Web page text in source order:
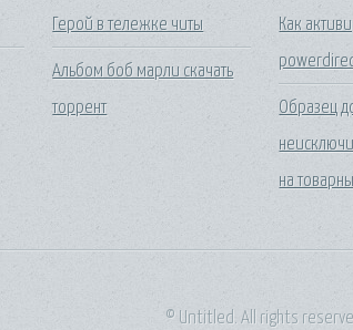
Герой в тележке читы
Альбом боб марли скачать
торрент
Как
Образец
на
© Untitled. All rights